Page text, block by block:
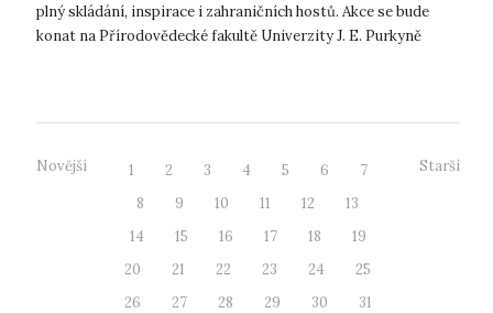
plný skládání, inspirace i zahraničních hostů. Akce se bude
konat na Přírodovědecké fakultě Univerzity J. E. Purkyně
Novější 1 2 3 4 5 6
7
8
9 10 11 12
13
14
15 16 17 18
19
20
21 22 23 24
25
26
27 28 29 30
31
Starší